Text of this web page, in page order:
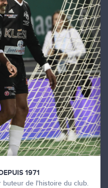
1971
de l'histoire du club.